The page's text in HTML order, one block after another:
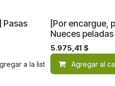
Pasas
a la lista de deseos
[Por encargue,
Nueces
5.975,41$
Agregar al